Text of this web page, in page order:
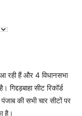
रही हैं और 4 विधानसभा
सीट रिकॉर्ड
की सभी चार सीटों पर
है।